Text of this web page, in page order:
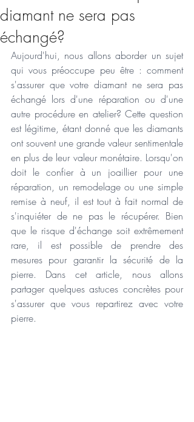
diamant ne sera pas
échangé?
Aujourd'hui, nous allons aborder un sujet
qui vous préoccupe peu être : comment
s'assurer que votre diamant ne sera pas
échangé lors d'une réparation ou d'une
autre procédure en atelier? Cette question
est légitime, étant donné que les diamants
ont souvent une grande valeur sentimentale
en plus de leur valeur monétaire. Lorsqu'on
doit le confier à un joaillier pour une
réparation, un remodelage ou une simple
remise à neuf, il est tout à fait normal de
s'inquiéter de ne pas le récupérer. Bien
que le risque d'échange soit extrêmement
rare, il est possible de prendre des
mesures pour garantir la sécurité de la
pierre. Dans cet article, nous allons
partager quelques astuces concrètes pour
s'assurer que vous repartirez avec votre
pierre.